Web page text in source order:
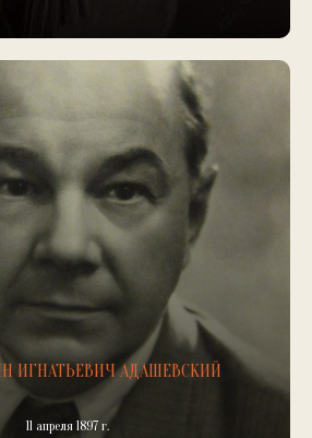
ИГНАТЬЕВИЧ АДАШЕВСКИЙ
11 апреля 1897 г.